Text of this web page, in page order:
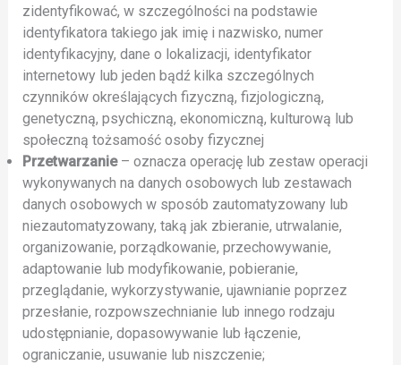
zidentyfikować, w szczególności na podstawie
identyfikatora takiego jak imię i nazwisko, numer
identyfikacyjny, dane o lokalizacji, identyfikator
internetowy lub jeden bądź kilka szczególnych
czynników określających fizyczną, fizjologiczną,
genetyczną, psychiczną, ekonomiczną, kulturową lub
społeczną tożsamość osoby fizycznej
Przetwarzanie– oznacza operację lub zestaw operacji
wykonywanych na danych osobowych lub zestawach
danych osobowych w sposób zautomatyzowany lub
niezautomatyzowany, taką jak zbieranie, utrwalanie,
organizowanie, porządkowanie, przechowywanie,
adaptowanie lub modyfikowanie, pobieranie,
przeglądanie, wykorzystywanie, ujawnianie poprzez
przesłanie, rozpowszechnianie lub innego rodzaju
udostępnianie, dopasowywanie lub łączenie,
ograniczanie, usuwanie lub niszczenie;